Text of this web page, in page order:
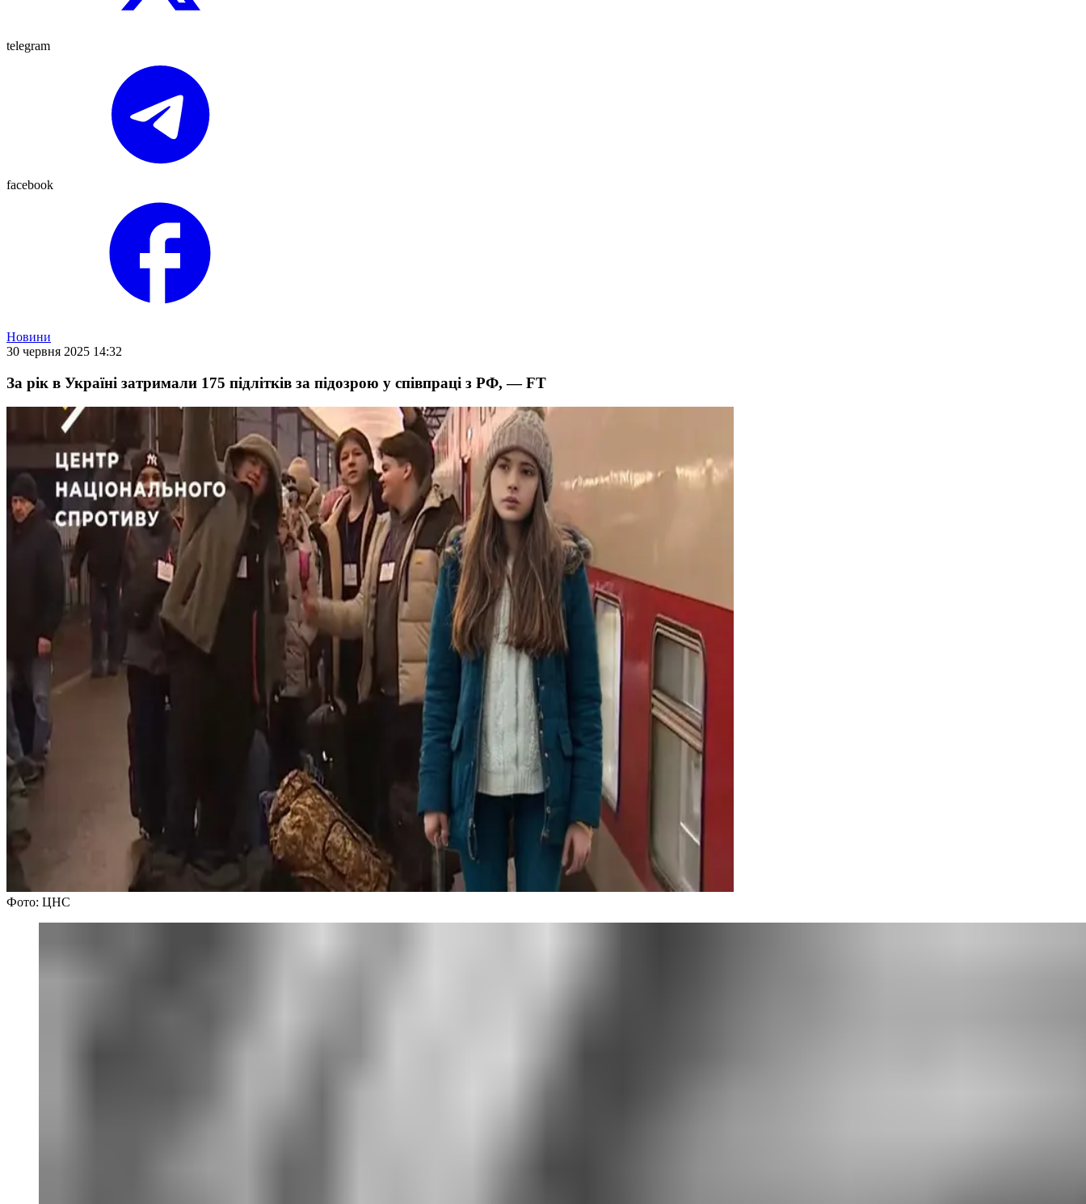
telegram
facebook
Новини
30 червня 2025 14:32
За рік в Україні затримали 175 підлітків за підозрою у співпраці з РФ, — FT
Фото: ЦНС